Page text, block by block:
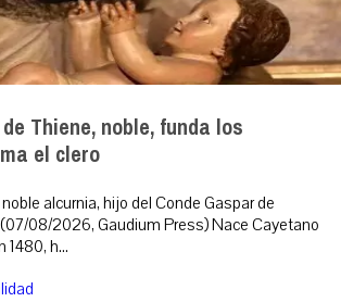
Thiene, noble, funda los
el clero
alcurnia, hijo del Conde Gaspar de
08/2026, Gaudium Press) Nace Cayetano
1480, h...